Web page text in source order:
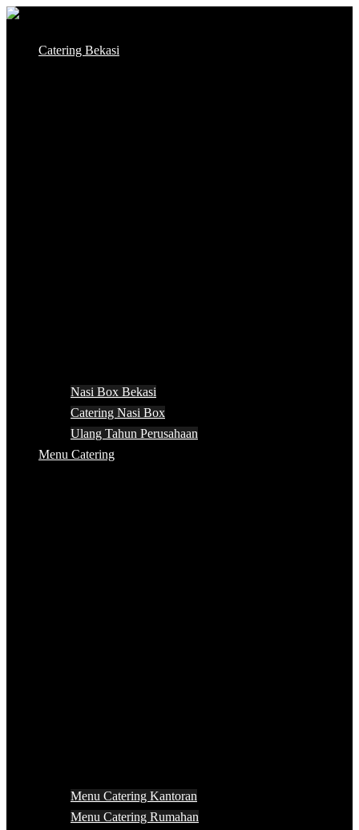
Skip
content
Catering Bekasi
Nasi Box Bekasi
Catering Nasi Box
Ulang Tahun Perusahaan
Menu Catering
Menu Catering Kantoran
Menu Catering Rumahan